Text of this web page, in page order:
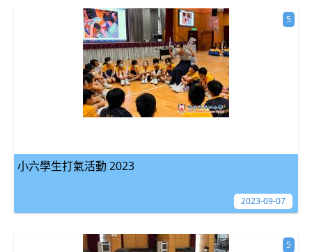
小六學生打氣活動 2023
5
2023-09-07
5